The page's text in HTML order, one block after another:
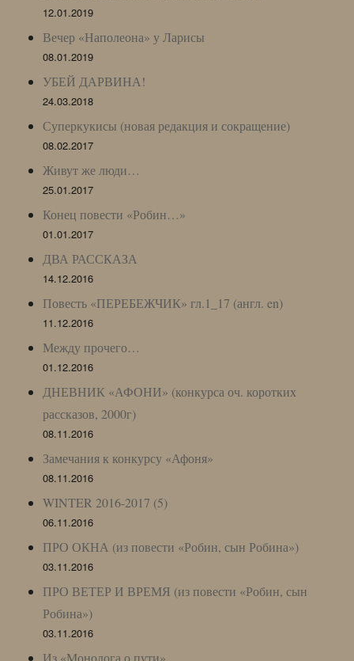
12.01.2019
Вечер «Наполеона» у Ларисы
08.01.2019
УБЕЙ ДАРВИНА!
24.03.2018
Суперкукисы (новая редакция и сокращение)
08.02.2017
Живут же люди…
25.01.2017
Конец повести «Робин…»
01.01.2017
ДВА РАССКАЗА
14.12.2016
Повесть «ПЕРЕБЕЖЧИК» гл.1_17 (англ. en)
11.12.2016
Между прочего…
01.12.2016
ДНЕВНИК «АФОНИ» (конкурса оч. коротких
рассказов, 2000г)
08.11.2016
Замечания к конкурсу «Афоня»
08.11.2016
WINTER 2016-2017 (5)
06.11.2016
ПРО ОКНА (из повести «Робин, сын Робина»)
03.11.2016
ПРО ВЕТЕР И ВРЕМЯ (из повести «Робин, сын
Робина»)
03.11.2016
Из «Монолога о пути»